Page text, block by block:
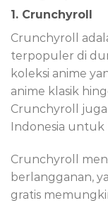
1. Crunchyroll
Crunchyroll
terpopuler di
koleksi anime
anime klasik
Crunchyroll
Indonesia
Crunchyroll
berlangganan,
gratis